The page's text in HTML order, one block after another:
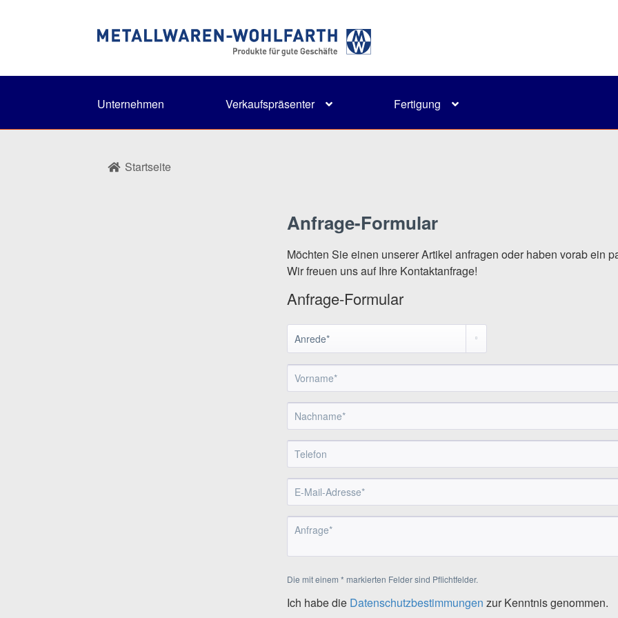
Unternehmen Verkaufspräsenter Fertigung
Startseite
Anfrage-Formular
Möchten Sie einen unserer Artikel anfragen oder haben vorab ein
Wir freuen uns auf Ihre Kontaktanfrage!
Anfrage-Formular
Die mit einem * markierten Felder sind Pflichtfelder.
Ich habe die Datenschutzbestimmungen zur Kenntnis genommen.